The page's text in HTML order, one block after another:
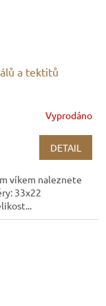
a tektitů
Vyprodáno
DETAIL
víkem naleznete
33x22